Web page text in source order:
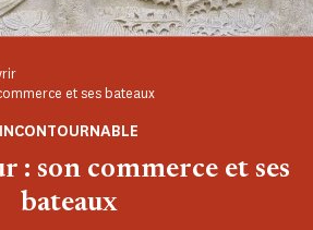
et ses bateaux
INCONTOURNABLE
: son commerce et ses
bateaux